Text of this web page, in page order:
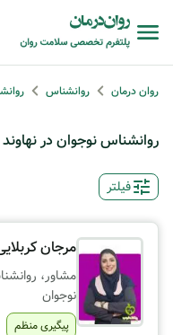
روان درمان روانشناس
روانشناس نوجوان در نهاوند
فیلتر
مرجان
مشاور،
نوجوان
پیگیری منظم